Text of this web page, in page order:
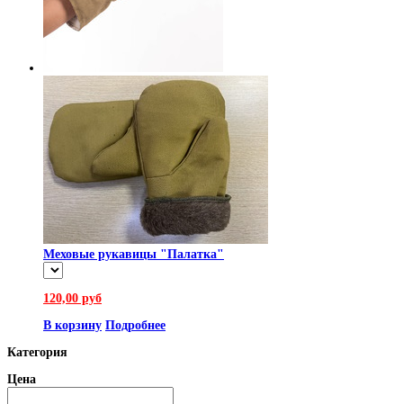
Меховые рукавицы "Палатка"
120,00 руб
В корзину Подробнее
Категория
Цена